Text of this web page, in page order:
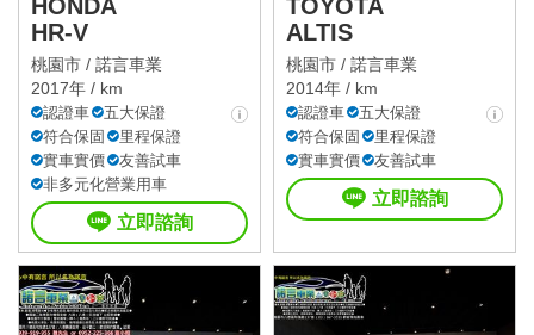
HONDA
HR-V
桃園市 / 諾言車業
2017年 / km
認證車
五大保證
符合保固
里程保證
實車實價
友善試車
非多元化營業用車
立即諮詢
TOYOTA
ALTIS
桃園市 / 諾言車業
2014年 / km
認證車
五大保證
符合保固
里程保證
實車實價
友善試車
立即諮詢